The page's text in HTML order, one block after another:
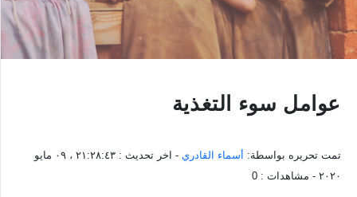
عوامل سوء التغذية
تمت تحريره بواسطة: أسماء القادري - اخر تحديث :
٢١:٢٨:٤٣ ، ٠٩ مايو
٢٠٢٠ - مشاهدات : 0